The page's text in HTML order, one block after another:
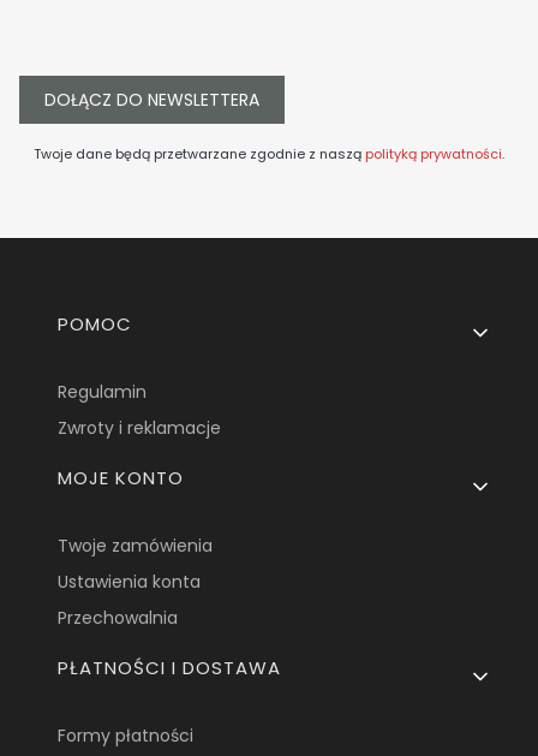
DOŁĄCZ DO NEWSLETTERA
Twoje dane będą przetwarzane zgodnie z naszą polityką prywatności.
Linki w stopce
POMOC
Regulamin
Zwroty i reklamacje
MOJE KONTO
Twoje zamówienia
Ustawienia konta
Przechowalnia
PŁATNOŚCI I DOSTAWA
Formy płatności